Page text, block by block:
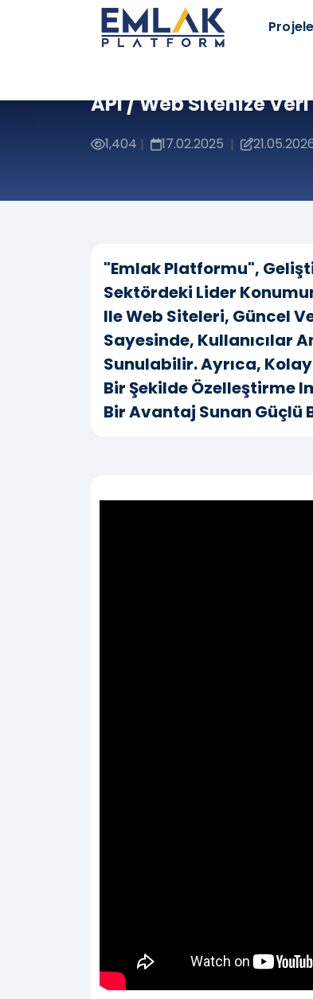
API / Web Sitenize
1,404 | 17.02.2025 |
"Emlak Platformu",
Sektördeki Lider
Ile Web Siteleri, Güncel
Sayesinde, Kullanıcılar
Sunulabilir. Ayrıca,
Bir Şekilde Özelleştirme
Bir Avantaj Sunan Güçlü